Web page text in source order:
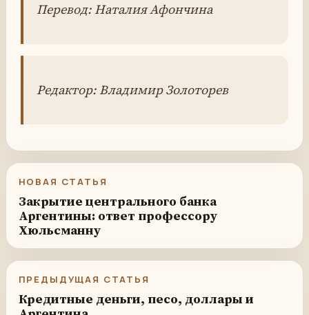
Перевод: Наталия Афончина
Редактор: Владимир Золоторев
НОВАЯ СТАТЬЯ
Закрытие центрального банка
Аргентины: ответ профессору
Хюльсманну
ПРЕДЫДУЩАЯ СТАТЬЯ
Кредитные деньги, песо, доллары и